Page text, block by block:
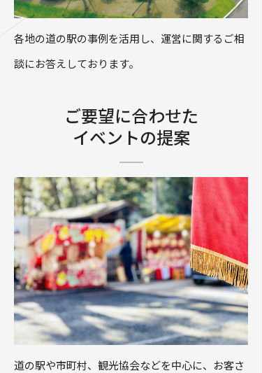
各地の道の駅の事例を活用し、運営に関するご相
談にお答えしております。
ご要望に合わせた
イベントの提案
道の駅や市町村、観光協会などを中心に、お客さ